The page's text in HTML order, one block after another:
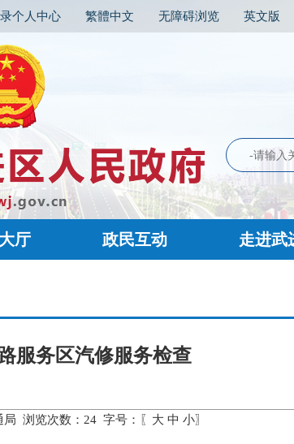
个人中心 繁體中文 无障碍浏览 英文版
厅 政民互动 走进武
服务区汽修服务检查
浏览次数： 24 字号：〖 大 中 小〗